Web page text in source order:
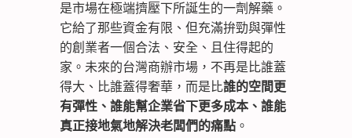
是市場在極端擠壓下所誕生的一劑解藥。
它給了那些資金有限、但充滿拚勁與彈性
的創業者一個合法、安全、且住得起的
家。未來的台灣商辦市場，不再是比誰蓋
得大、比誰蓋得奢華，而是比誰的空間更
有彈性、誰能幫企業省下更多成本、誰能
真正接地氣地解決老闆們的痛點 。